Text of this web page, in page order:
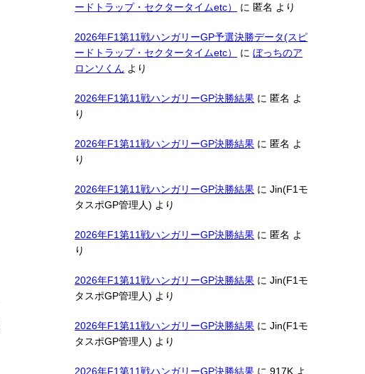
ードトラップ・セクタータイムetc）
に 匿名 より
2026年F1第11戦ハンガリーGP予選決勝データ(スピ
ードトラップ・セクタータイムetc）
にぼっちのア
ロンソくん より
2026年F1第11戦ハンガリーGP決勝結果 に 匿名 よ
り
2026年F1第11戦ハンガリーGP決勝結果 に 匿名 よ
り
2026年F1第11戦ハンガリーGP決勝結果 にJin(F1モ
タスポGP管理人) より
2026年F1第11戦ハンガリーGP決勝結果 に 匿名 よ
り
2026年F1第11戦ハンガリーGP決勝結果 にJin(F1モ
タスポGP管理人) より
2026年F1第11戦ハンガリーGP決勝結果 にJin(F1モ
タスポGP管理人) より
2026年F1第11戦ハンガリーGP決勝結果 に917K よ